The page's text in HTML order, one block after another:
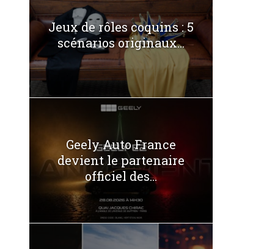
Jeux de rôles coquins : 5
scénarios originaux...
Geely Auto France
devient le partenaire
officiel des...